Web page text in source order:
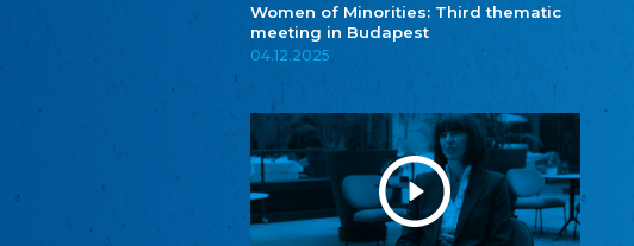
Women of Minorities: Third thematic
meeting in Budapest
04.12.2025